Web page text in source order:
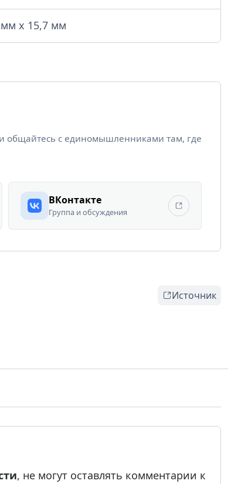
x 15,7 мм
общайтесь с единомышленниками там, где
ВКонтакте
Группа и обсуждения
Источник
, не могут оставлять комментарии к